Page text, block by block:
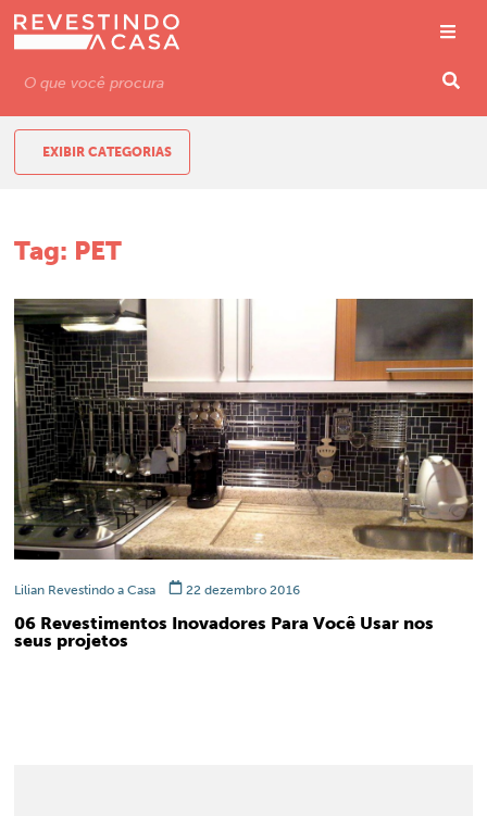
EXIBIR CATEGORIAS
Tag: PET
Lilian Revestindo a Casa 22 dezembro 2016
06 Revestimentos Inovadores Para Você Usar nos
seus projetos